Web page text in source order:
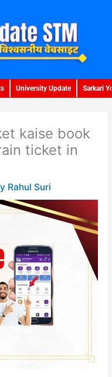
University Update Sarkari
kaise book
ticket in
Rahul Suri